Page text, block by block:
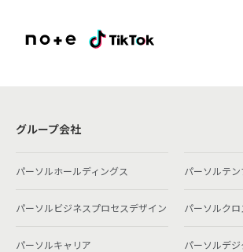
グループ会社
パーソルホールディングス パーソルテ
パーソルビジネスプロセスデザイン パーソルク
パーソルキャリア パーソルデ